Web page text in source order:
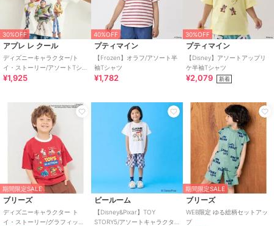
30%OFF
アプレ レ クール
ディズニーキャラクター/ト
イ・ストーリー/アソートTシャ
ツ
¥1,925
40%OFF
プティマイン
【Frozen】オラフ/アソート半
袖Tシャツ
¥1,782
30%OFF
プティマイン
【Disney】アソートアップリ
ケ半袖Tシャツ
¥2,079 新着
期間限定SALE
ブリーズ
ディズニーキャラクター ト
イ・ストーリー/グラフィックT
ビールーム
【Disney&Pixar】TOY
STORY5/アソートキャラクタ
期間限定SALE
ブリーズ
WEB限定 ゆる総柄セットアッ
プ